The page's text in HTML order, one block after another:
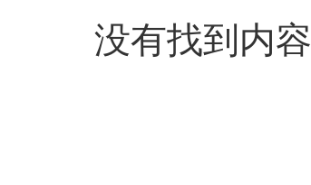
没有找到内容